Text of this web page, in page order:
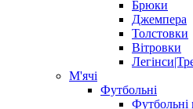
Брюки
Джемпера
Толстовки
Вітровки
М'ячі
Футбольні
Футбольні